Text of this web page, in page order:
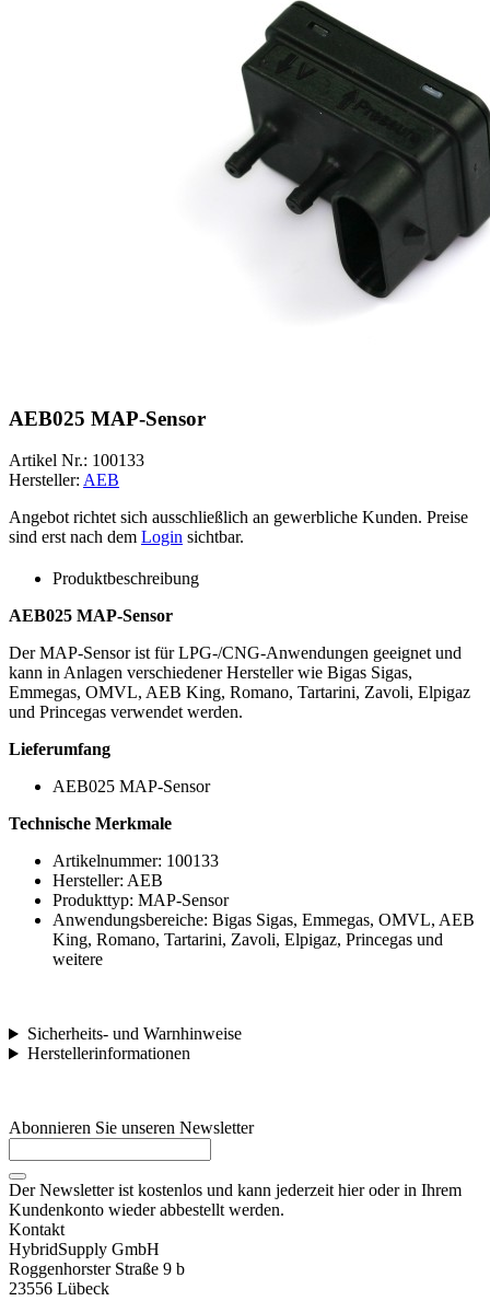
AEB025 MAP-Sensor
Artikel Nr.: 100133
Hersteller: AEB
Angebot richtet sich ausschließlich an gewerbliche Kunden. Preise
sind erst nach dem Login sichtbar.
Produktbeschreibung
AEB025 MAP-Sensor
Der MAP-Sensor ist für LPG-/CNG-Anwendungen geeignet und
kann in Anlagen verschiedener Hersteller wie Bigas Sigas,
Emmegas, OMVL, AEB King, Romano, Tartarini, Zavoli, Elpigaz
und Princegas verwendet werden.
Lieferumfang
AEB025 MAP-Sensor
Technische Merkmale
Artikelnummer: 100133
Hersteller: AEB
Produkttyp: MAP-Sensor
Anwendungsbereiche: Bigas Sigas, Emmegas, OMVL, AEB
King, Romano, Tartarini, Zavoli, Elpigaz, Princegas und
weitere
Sicherheits- und Warnhinweise
Herstellerinformationen
Abonnieren Sie unseren Newsletter
Der Newsletter ist kostenlos und kann jederzeit hier oder in Ihrem
Kundenkonto wieder abbestellt werden.
Kontakt
HybridSupply GmbH
Roggenhorster Straße 9 b
23556 Lübeck